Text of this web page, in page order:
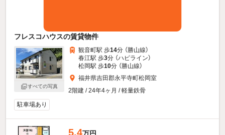
フレスコハウスの賃貸物件
すべての写真
観音町駅 歩14分 （勝山線）
春江駅 歩3分 （ハピライン）
松岡駅 歩10分 （勝山線）
福井県吉田郡永平寺町松岡室
2階建 / 24年4ヶ月 / 軽量鉄骨
駐車場あり
5.4